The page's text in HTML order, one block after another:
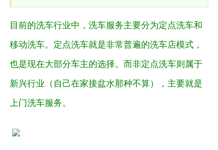
目前的洗车行业中，洗车服务主要分为定点洗车和
移动洗车。定点洗车就是非常普遍的洗车店模式，
也是现在大部分车主的选择。而非定点洗车则属于
新兴行业（自己在家接盆水那种不算），主要就是
上门洗车服务。